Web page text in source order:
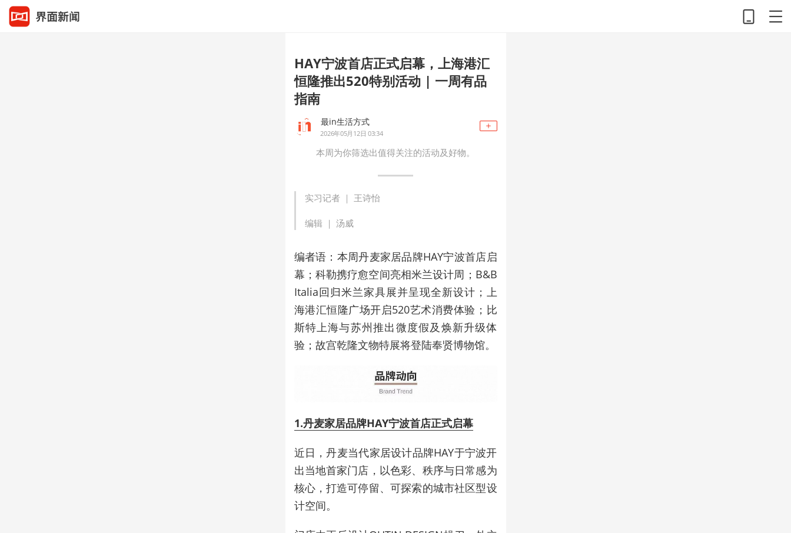
HAY宁波首店正式启幕，上海港汇
恒隆推出520特别活动 | 一周有品
指南
最in生活方式
2026年05月12日 03:34
本周为你筛选出值得关注的活动及好物。
实习记者 ｜ 王诗怡
编辑 ｜ 汤威
编者语：本周丹麦家居品牌HAY宁波首店启
幕；科勒携疗愈空间亮相米兰设计周；B&B
Italia回归米兰家具展并呈现全新设计；上
海港汇恒隆广场开启520艺术消费体验；比
斯特上海与苏州推出微度假及焕新升级体
验；故宫乾隆文物特展将登陆奉贤博物馆。
1.丹麦家居品牌HAY宁波首店正式启幕
近日，丹麦当代家居设计品牌HAY于宁波开
出当地首家门店，以色彩、秩序与日常感为
核心，打造可停留、可探索的城市社区型设
计空间。